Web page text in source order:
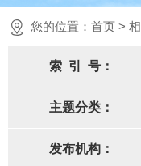
您的位置： 首页 >
索 引 号：
主题分类：
发布机构：